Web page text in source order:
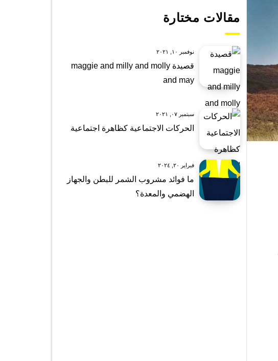
مقالات مختارة
نوفمبر ١٠, ٢٠٢١
قصيدة maggie and milly and molly
and may
سبتمبر ٠٧, ٢٠٢١
الحركات الاجتماعية كظاهرة اجتماعية
فبراير ٢٠, ٢٠٢٤
ما فوائد مشروب الشمر للبطن والجهاز
الهضمي والمعدة؟